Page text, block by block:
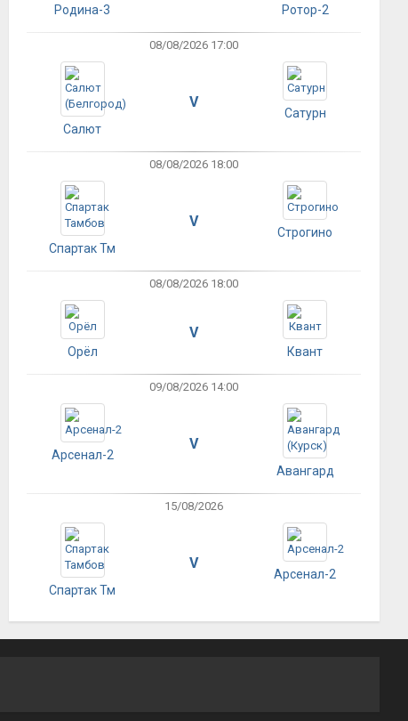
Родина-3 Ротор-2
08/08/2026 17:00
Салют
V
Сатурн
08/08/2026 18:00
Спартак Тм
V
Строгино
08/08/2026 18:00
Орёл
V
Квант
09/08/2026 14:00
Арсенал-2
V
Авангард
15/08/2026
Спартак Тм
V
Арсенал-2